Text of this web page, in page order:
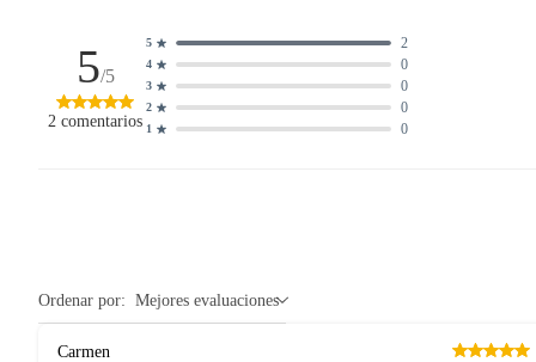
5/5
2 comentarios 1 0
2 0
3 0
4 0
5 2
Ordenar por: Mejores evaluaciones
Carmen